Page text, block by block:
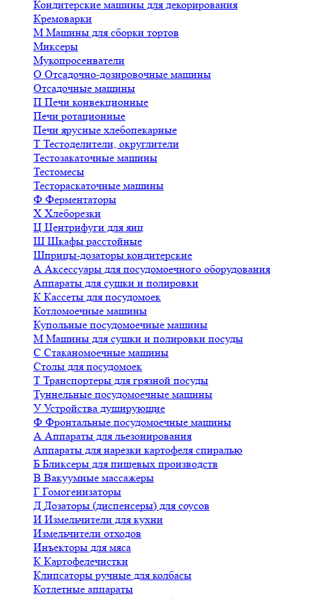
Кондитерские машины для декорирования
Кремоварки
М Машины для сборки тортов
Миксеры
Мукопросеиватели
О Отсадочно-дозировочные машины
Отсадочные машины
П Печи конвекционные
Печи ротационные
Печи ярусные хлебопекарные
Т Тестоделители, округлители
Тестозакаточные машины
Тестомесы
Тестораскаточные машины
Ф Ферментаторы
Х Хлеборезки
Ц Центрифуги для яиц
Ш Шкафы расстойные
Шприцы-дозаторы кондитерские
А Аксессуары для посудомоечного оборудования
Аппараты для сушки и полировки
К Кассеты для посудомоек
Котломоечные машины
Купольные посудомоечные машины
М Машины для сушки и полировки посуды
С Стаканомоечные машины
Столы для посудомоек
Т Транспортеры для грязной посуды
Туннельные посудомоечные машины
У Устройства душирующие
Ф Фронтальные посудомоечные машины
А Аппараты для льезонирования
Аппараты для нарезки картофеля спиралью
Б Бликсеры для пищевых производств
В Вакуумные массажеры
Г Гомогенизаторы
Д Дозаторы (диспенсеры) для соусов
И Измельчители для кухни
Измельчители отходов
Инъекторы для мяса
К Картофелечистки
Клипсаторы ручные для колбасы
Котлетные аппараты